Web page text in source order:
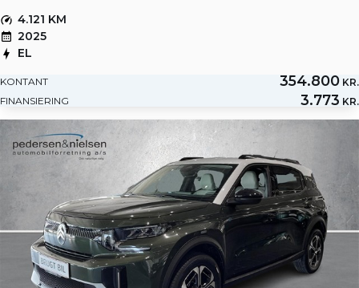
4.121 KM
2025
EL
KONTANT 354.800 KR.
FINANSIERING
3.773 KR.